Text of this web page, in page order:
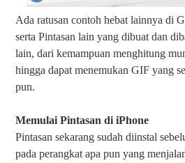
Ada ratusan contoh hebat lainnya di
serta Pintasan lain yang dibuat dan
lain, dari kemampuan menghitung
hingga dapat menemukan GIF yang
pun.
Memulai Pintasan di iPhone
Pintasan sekarang sudah diinstal
pada perangkat apa pun yang